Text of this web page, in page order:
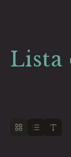
Lista